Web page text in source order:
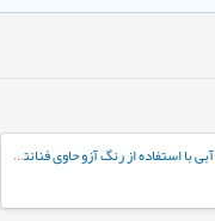
شناسایی یون سیانید در محیط آبی با استفاده از رنگ آزو حاوی فنانتروایمیدازول